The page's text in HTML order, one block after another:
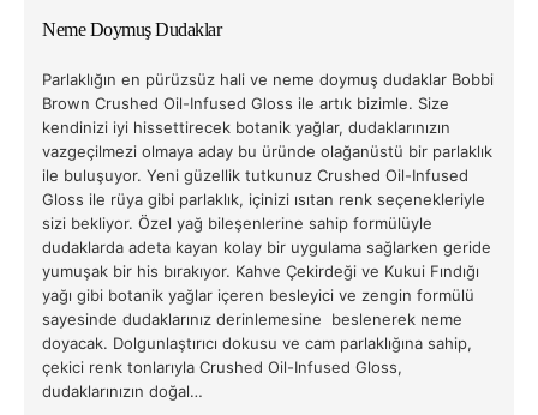
Neme Doymuş Dudaklar
Parlaklığın en pürüzsüz hali ve neme doymuş dudaklar Bobbi
Brown Crushed Oil-Infused Gloss ile artık bizimle. Size
kendinizi iyi hissettirecek botanik yağlar, dudaklarınızın
vazgeçilmezi olmaya aday bu üründe olağanüstü bir parlaklık
ile buluşuyor. Yeni güzellik tutkunuz Crushed Oil-Infused
Gloss ile rüya gibi parlaklık, içinizi ısıtan renk seçenekleriyle
sizi bekliyor. Özel yağ bileşenlerine sahip formülüyle
dudaklarda adeta kayan kolay bir uygulama sağlarken geride
yumuşak bir his bırakıyor. Kahve Çekirdeği ve Kukui Fındığı
yağı gibi botanik yağlar içeren besleyici ve zengin formülü
sayesinde dudaklarınız derinlemesine beslenerek neme
doyacak. Dolgunlaştırıcı dokusu ve cam parlaklığına sahip,
çekici renk tonlarıyla Crushed Oil-Infused Gloss,
dudaklarınızın doğal…